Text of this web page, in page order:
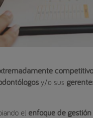
y/o sus
elenfoque de gestión